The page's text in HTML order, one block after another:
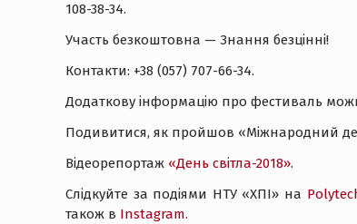
108-38-34.
Участь безкоштовна — Знання безцінні!
Контакти: +38 (057) 707-66-34.
Додаткову інформацію про фестиваль
Подивитися, як пройшов «Міжнародний
Відеорепортаж «День світла-2018».
Слідкуйте за подіями НТУ «ХПІ» на
також в Instagram.